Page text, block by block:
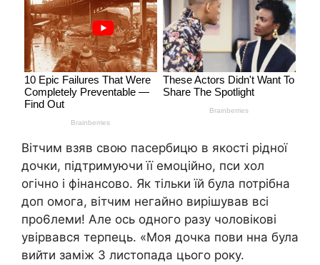
Вітчим взяв свою пасербицю в якості рідної
дочки, підтримуючи її емоційно, пси хол
огічно і фінансово. Як тільки їй була потрібна
доп омога, вітчим негайно вирішував всі
про6леми! Але ось одного разу чоловікові
увірвався терпець. «Моя дочка пови нна була
вийти заміж 3 листопада цього року.